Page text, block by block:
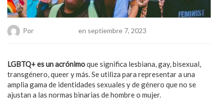
Por en septiembre 7, 2023
LGBTQ+ es un acrónimoque significa lesbiana, gay, bisexual,
transgénero, queer y más. Se utiliza para representar a una
amplia gama de identidades sexuales y de género que no se
ajustan a las normas binarias de hombre o mujer.